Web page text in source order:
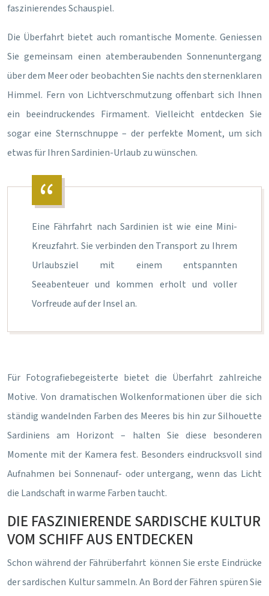
faszinierendes Schauspiel.
Die Überfahrt bietet auch romantische Momente. Geniessen
Sie gemeinsam einen atemberaubenden Sonnenuntergang
über dem Meer oder beobachten Sie nachts den sternenklaren
Himmel. Fern von Lichtverschmutzung offenbart sich Ihnen
ein beeindruckendes Firmament. Vielleicht entdecken Sie
sogar eine Sternschnuppe – der perfekte Moment, um sich
etwas für Ihren Sardinien-Urlaub zu wünschen.
Eine Fährfahrt nach Sardinien ist wie eine Mini-
Kreuzfahrt. Sie verbinden den Transport zu Ihrem
Urlaubsziel mit einem entspannten
Seeabenteuer und kommen erholt und voller
Vorfreude auf der Insel an.
Für Fotografiebegeisterte bietet die Überfahrt zahlreiche
Motive. Von dramatischen Wolkenformationen über die sich
ständig wandelnden Farben des Meeres bis hin zur Silhouette
Sardiniens am Horizont – halten Sie diese besonderen
Momente mit der Kamera fest. Besonders eindrucksvoll sind
Aufnahmen bei Sonnenauf- oder untergang, wenn das Licht
die Landschaft in warme Farben taucht.
DIE FASZINIERENDE SARDISCHE KULTUR
VOM SCHIFF AUS ENTDECKEN
Schon während der Fährüberfahrt können Sie erste Eindrücke
der sardischen Kultur sammeln. An Bord der Fähren spüren Sie